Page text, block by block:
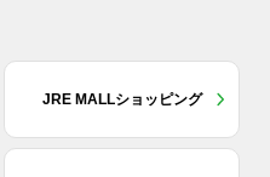
JRE MALLショッピング